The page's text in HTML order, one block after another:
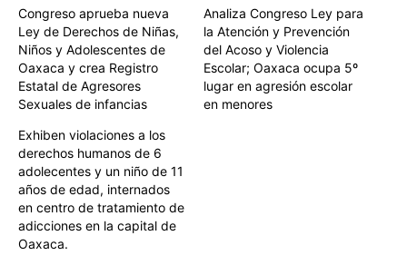
Congreso aprueba nueva
Ley de Derechos de Niñas,
Niños y Adolescentes de
Oaxaca y crea Registro
Estatal de Agresores
Sexuales de infancias
Analiza Congreso Ley para
la Atención y Prevención
del Acoso y Violencia
Escolar; Oaxaca ocupa 5º
lugar en agresión escolar
en menores
Exhiben violaciones a los
derechos humanos de 6
adolecentes y un niño de 11
años de edad, internados
en centro de tratamiento de
adicciones en la capital de
Oaxaca.